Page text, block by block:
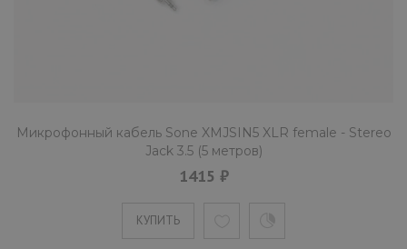
Микрофонный кабель Sone XMJSIN5 XLR female - Stereo
Jack 3.5 (5 метров)
1415 ₽
КУПИТЬ